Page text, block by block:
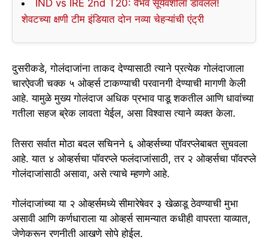
IND vs IRE 2nd T20: वैभव सूर्यवंशीला डावललं!
शेवटच्या क्षणी टीम इंडियात दोन नव्या चेहऱ्यांची एंट्री
दुसरीकडे, गोलंदाजांना ताकद देण्यासाठी त्याने प्रत्येक गोलंदाजाला
चारऐवजी चक्क ५ ओव्हर्स टाकण्याची परवानगी देण्याची मागणी केली
आहे. यामुळे मुख्य गोलंदाज अधिक प्रभाव पाडू शकतील आणि धावांच्या
गतीला सहज ब्रेक लावता येईल, असा विश्वास त्याने व्यक्त केला.
तिसरा सर्वात मोठा बदल सचिनने ६ ओव्हर्सच्या पॉवरप्लेबाबत सुचवला
आहे. यात ४ ओव्हर्सचा पॉवरप्ले फलंदाजांसाठी, तर २ ओव्हर्सचा पॉवरप्ले
गोलंदाजांसाठी असावा, असे त्याचे म्हणणे आहे.
गोलंदाजांच्या या २ ओव्हर्समध्ये सीमारेषेवर ३ खेळाडू ठेवण्याची मुभा
असावी आणि कर्णधाराला या ओव्हर्स सामन्यात कधीही वापरता याव्यात,
जेणेकरून रणनीती आखणे सोपे होईल.